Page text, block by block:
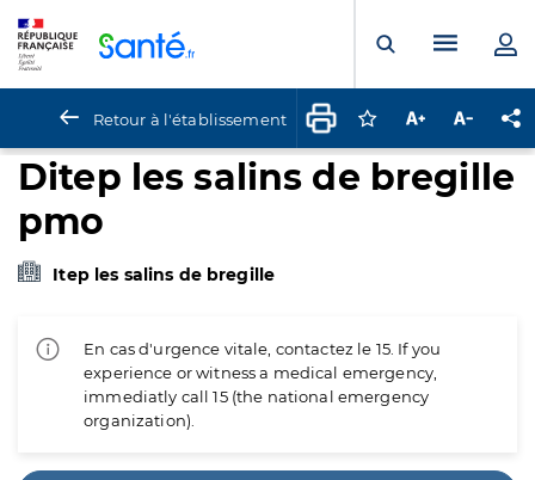
Ouvrir laMenu
Retour à l'établissement Connectez-vous
Augmenter la
Ditep les salins de bregille
pmo
Itep les salins de bregille
En cas d'urgence vitale, contactez le 15. If you
experience or witness a medical emergency,
immediatly call 15 (the national emergency
organization).